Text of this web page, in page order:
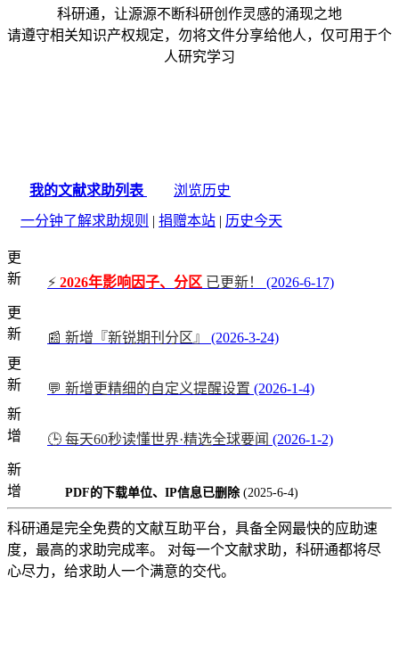
科研通，让源源不断科研创作灵感的涌现之地
请遵守相关知识产权规定，勿将文件分享给他人，仅可用于个
人研究学习
我的文献求助列表
浏览历史
一分钟了解求助规则 | 捐赠本站 | 历史今天
更
新
⚡ 2026年影响因子、分区 已更新！
(2026-6-17)
更
新
📰 新增『新锐期刊分区』
(2026-3-24)
更
新
💬 新增更精细的自定义提醒设置 (2026-1-4)
新
增
🕒 每天60秒读懂世界·精选全球要闻 (2026-1-2)
新
增
PDF的下载单位、IP信息已删除 (2025-6-4)
科研通是完全免费的文献互助平台，具备全网最快的应助速
度，最高的求助完成率。 对每一个文献求助，科研通都将尽
心尽力，给求助人一个满意的交代。